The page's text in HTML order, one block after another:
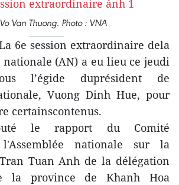
Van Thuong. Photo : VNA
6e session extraordinaire dela
nationale (AN) a eu lieu ce jeudi
l’égide duprésident de
Vuong Dinh Hue, pour
certainscontenus.
le rapport du Comité
l'Assemblée nationale sur la
Tuan Anh de la délégation
la province de Khanh Hoa